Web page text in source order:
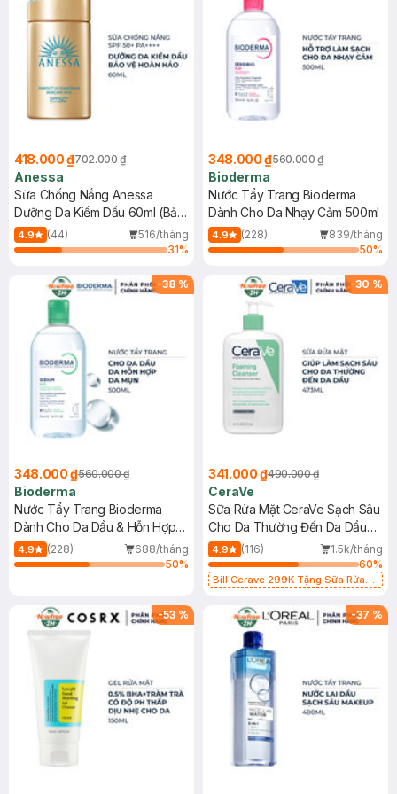
418.000 ₫702.000 ₫
Anessa
Sữa Chống Nắng Anessa
Dưỡng Da Kiềm Dầu 60ml (Bản
Mới)
4.9 (44)
516/tháng
31%
348.000 ₫560.000 ₫
Bioderma
Nước Tẩy Trang Bioderma
Dành Cho Da Nhạy Cảm 500ml
4.9 (228)
839/tháng
50%
-38 %
348.000 ₫560.000 ₫
Bioderma
Nước Tẩy Trang Bioderma
Dành Cho Da Dầu & Hỗn Hợp
500ml
4.9 (228)
688/tháng
50%
-30 %
341.000 ₫490.000 ₫
CeraVe
Sữa Rửa Mặt CeraVe Sạch Sâu
Cho Da Thường Đến Da Dầu
473ml
4.9 (116)
1.5k/tháng
60%
Bill Cerave 299K Tặng Sữa Rửa
-53 % -37 %